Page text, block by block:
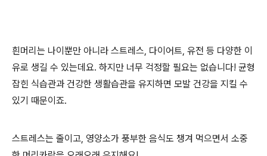
흰머리는 나이뿐만 아니라 스트레스, 다이어트, 유전 등 다양한 이
유로 생길 수 있는데요. 하지만 너무 걱정할 필요는 없습니다! 균형
잡힌 식습관과 건강한 생활습관을 유지하면 모발 건강을 지킬 수
있기 때문이죠.
스트레스는 줄이고, 영양소가 풍부한 음식도 챙겨 먹으면서 소중